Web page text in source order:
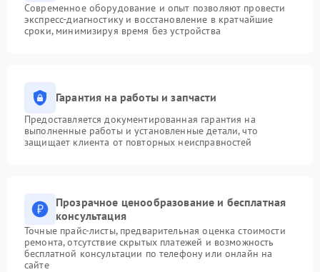
Современное оборудование и опыт позволяют провести
экспресс-диагностику и восстановление в кратчайшие
сроки, минимизируя время без устройства
Гарантия на работы и запчасти
Предоставляется документированная гарантия на
выполненные работы и установленные детали, что
защищает клиента от повторных неисправностей
Прозрачное ценообразование и бесплатная
консультация
Точные прайс-листы, предварительная оценка стоимости
ремонта, отсутствие скрытых платежей и возможность
бесплатной консультации по телефону или онлайн на
сайте